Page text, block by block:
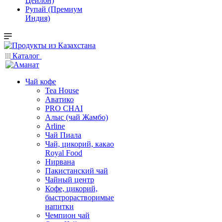
Рупай (Премиум
Индия)
Каталог
Чай кофе
Tea House
Аватико
PRO CHAI
Алыс (чай Жамбо)
Arline
Чай Пиала
Чай, цикорий, какао
Royal Food
Нирвана
Пакистанский чай
Чайный центр
Кофе, цикорий,
быстрорастворимые
напитки
Чемпион чай